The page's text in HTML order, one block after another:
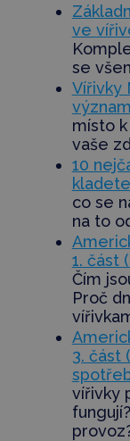
ve
K
se
Vířivky
místo
vaše
10
co se
na to
1. část
Čím
Proč
3. část
vířivky